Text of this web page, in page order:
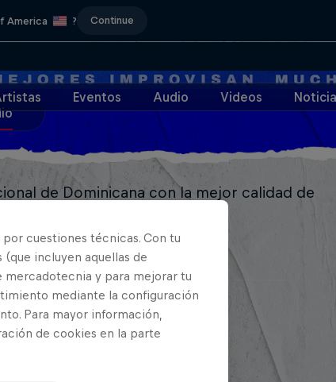
America ? Continue
Eventos Audio Videos
de Dominicana con la mejor calidad de
cuestiones técnicas. Con tu
incluyen aquellas de
mercadotecnia y para mejorar tu
mediante la configuración
Para mayor información,
de cookies en la parte